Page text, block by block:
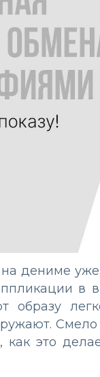
дениме уже
в
образу
Смело
как это